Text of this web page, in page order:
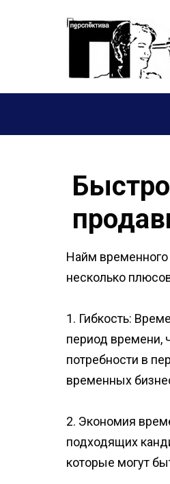
Найм временного
несколько
1. Гибкость:
период времени,
потребности в
временных
2. Экономия
подходящих
которые могут